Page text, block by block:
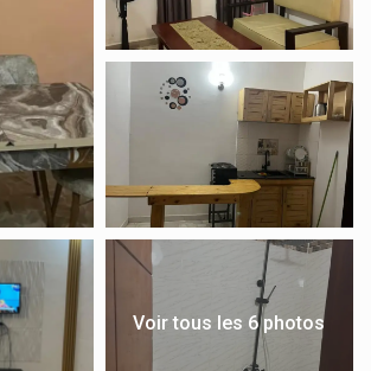
Voir tous les 6 photos